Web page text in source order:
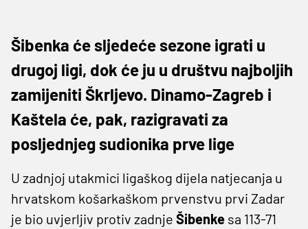
Šibenka će sljedeće sezone igrati u
drugoj ligi, dok će ju u društvu najboljih
zamijeniti Škrljevo. Dinamo-Zagreb i
Kaštela će, pak, razigravati za
posljednjeg sudionika prve lige
U zadnjoj utakmici ligaškog dijela natjecanja u
hrvatskom košarkaškom prvenstvu prvi Zadar
je bio uvjerljiv protiv zadnje Šibenke sa 113-71